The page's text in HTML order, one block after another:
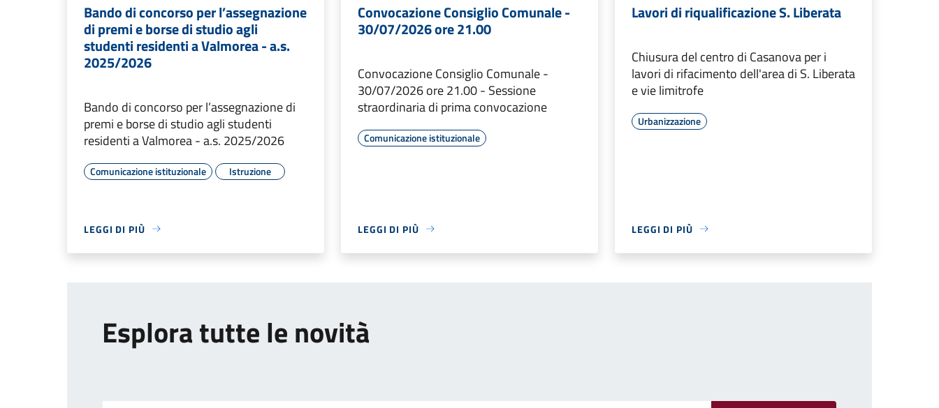
Bando di concorso per l’assegnazione
di premi e borse di studio agli
studenti residenti a Valmorea - a.s.
2025/2026
Bando di concorso per l’assegnazione di
premi e borse di studio agli studenti
residenti a Valmorea - a.s. 2025/2026
Comunicazione istituzionale Istruzione
LEGGI DI PIÙ
Convocazione Consiglio Comunale -
30/07/2026 ore 21.00
Convocazione Consiglio Comunale -
30/07/2026 ore 21.00 - Sessione
straordinaria di prima convocazione
Comunicazione istituzionale
LEGGI DI PIÙ
Lavori di riqualificazione S. Liberata
Chiusura del centro di Casanova per i
lavori di rifacimento dell'area di S. Liberata
e vie limitrofe
Urbanizzazione
LEGGI DI PIÙ
Esplora tutte le novità